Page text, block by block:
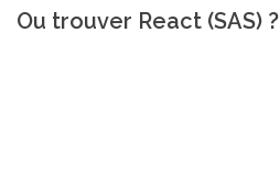
Ou trouver React (SAS) ?